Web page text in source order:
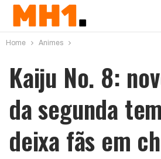
Home Animes
Kaiju No. 8:
da segunda
deixa fãs em